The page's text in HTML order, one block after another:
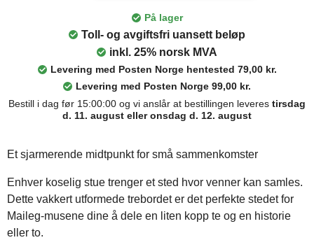
På lager
Toll- og avgiftsfri uansett beløp
inkl. 25% norsk MVA
Levering med Posten Norge hentested 79,00 kr.
Levering med Posten Norge 99,00 kr.
Bestill i dag før 15:00:00 og vi anslår at bestillingen leveres tirsdag
d. 11. august eller onsdag d. 12. august
Et sjarmerende midtpunkt for små sammenkomster
Enhver koselig stue trenger et sted hvor venner kan samles.
Dette vakkert utformede trebordet er det perfekte stedet for
Maileg-musene dine å dele en liten kopp te og en historie
eller to.